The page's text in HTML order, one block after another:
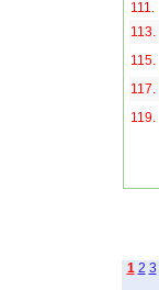
111.
113.
115.
117.
119.
1 2 3